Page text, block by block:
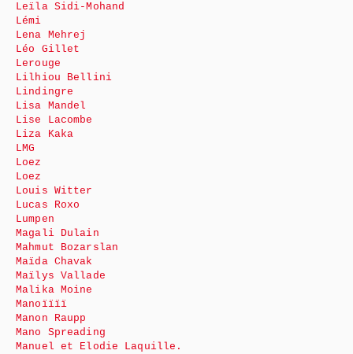
Leïla Sidi-Mohand
Lémi
Lena Mehrej
Léo Gillet
Lerouge
Lilhiou Bellini
Lindingre
Lisa Mandel
Lise Lacombe
Liza Kaka
LMG
Loez
Loez
Louis Witter
Lucas Roxo
Lumpen
Magali Dulain
Mahmut Bozarslan
Maïda Chavak
Maïlys Vallade
Malika Moine
Manoïïïï
Manon Raupp
Mano Spreading
Manuel et Elodie Laquille.